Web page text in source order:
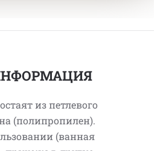
из петлевого
(полипропилен).
(ванная